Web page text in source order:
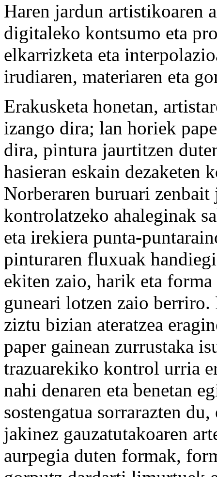
Haren jardun artistikoaren
digitaleko kontsumo eta
elkarrizketa eta
irudiaren, materiaren eta
Erakusketa honetan,
izango dira; lan horiek
dira, pintura jaurtitzen
hasieran eskain
Norberaren buruari zenbait
kontrolatzeko ahaleginak
eta irekiera punta-
pinturaren fluxuak
ekiten zaio, harik eta
guneari lotzen zaio berriro.
ziztu bizian ateratzea
paper gainean zurrustaka
trazuarekiko kontrol urria
nahi denaren eta benetan
sostengatua sorrarazten
jakinez gauzatutakoaren
aurpegia duten formak,